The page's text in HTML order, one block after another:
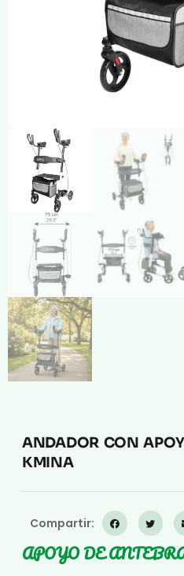
ANDADOR CON
KMINA
Compartir:
APOYO DE